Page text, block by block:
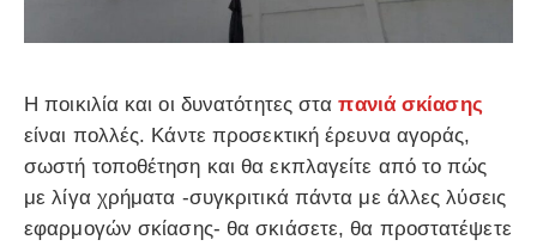
Η ποικιλία και οι δυνατότητες στα πανιά σκίασης
είναι πολλές. Κάντε προσεκτική έρευνα αγοράς,
σωστή τοποθέτηση και θα εκπλαγείτε από το πώς
με λίγα χρήματα -συγκριτικά πάντα με άλλες λύσεις
εφαρμογών σκίασης- θα σκιάσετε, θα προστατέψετε